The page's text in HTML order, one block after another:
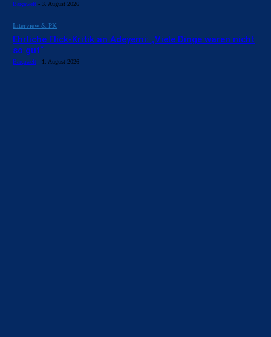
Barçawelt - 3. August 2026
Interview & PK
Ehrliche Flick-Kritik an Adeyemi: „Viele Dinge waren nicht
so gut“
Barçawelt - 1. August 2026